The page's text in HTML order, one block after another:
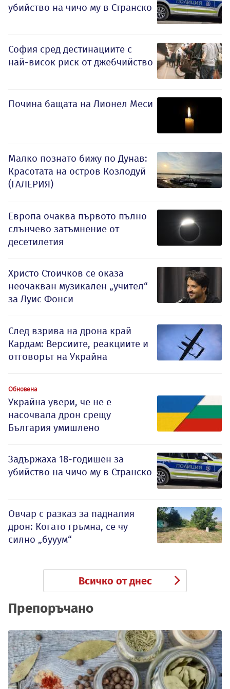
убийство на чичо му в Странско
София сред дестинациите с
най-висок риск от джебчийство
Почина бащата на Лионел Меси
Малко познато бижу по Дунав:
Красотата на остров Козлодуй
(ГАЛЕРИЯ)
Европа очаква първото пълно
слънчево затъмнение от
десетилетия
Христо Стоичков се оказа
неочакван музикален „учител“
за Луис Фонси
След взрива на дрона край
Кардам: Версиите, реакциите и
отговорът на Украйна
Обновена
Украйна увери, че не е
насочвала дрон срещу
България умишлено
Задържаха 18-годишен за
убийство на чичо му в Странско
Овчар с разказ за падналия
дрон: Когато гръмна, се чу
силно „бууум“
Всичко от днес
Препоръчано